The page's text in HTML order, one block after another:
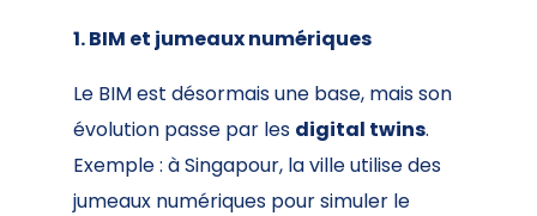
1. BIM et jumeaux numériques
Le BIM est désormais une base, mais son
évolution passe par les digital twins.
Exemple : à Singapour, la ville utilise des
jumeaux numériques pour simuler le